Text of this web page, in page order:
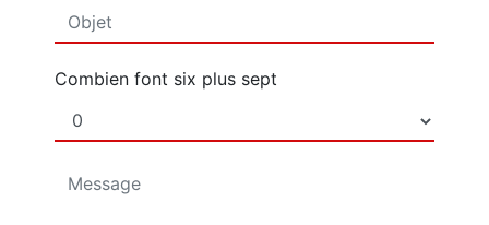
Combien font six plus sept